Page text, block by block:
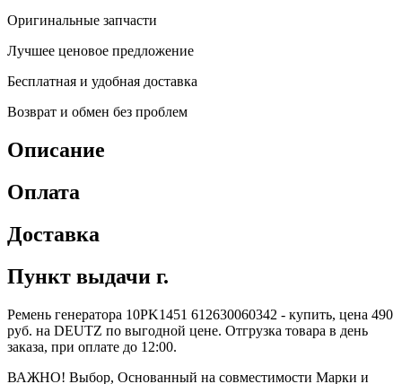
Оригинальные запчасти
Лучшее ценовое предложение
Бесплатная и удобная доставка
Возврат и обмен без проблем
Описание
Оплата
Доставка
Пункт выдачи г.
Ремень генератора 10PK1451 612630060342 - купить, цена 490
руб. на DEUTZ по выгодной цене. Отгрузка товара в день
заказа, при оплате до 12:00.
ВАЖНО! Выбор, Основанный на совместимости Марки и